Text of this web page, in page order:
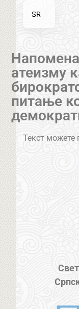
атеизму
питање
Текст можете
SR
EN